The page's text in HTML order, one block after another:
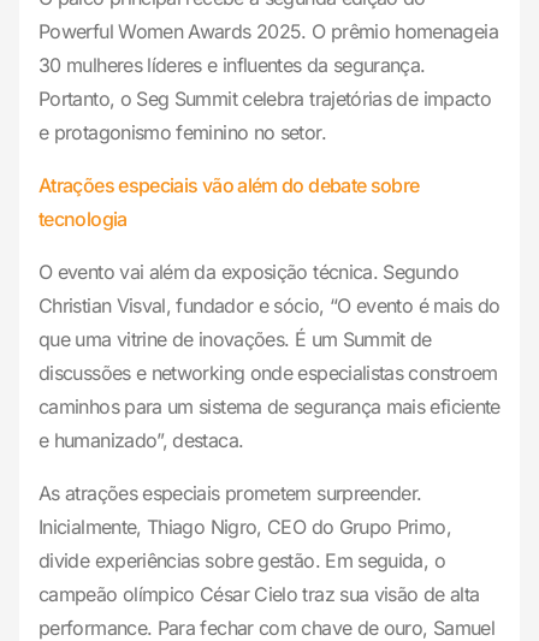
Powerful Women Awards 2025. O prêmio homenageia
30 mulheres líderes e influentes da segurança.
Portanto, o Seg Summit celebra trajetórias de impacto
e protagonismo feminino no setor.
Atrações especiais vão além do debate sobre
tecnologia
O evento vai além da exposição técnica. Segundo
Christian Visval, fundador e sócio, “O evento é mais do
que uma vitrine de inovações. É um Summit de
discussões e networking onde especialistas constroem
caminhos para um sistema de segurança mais eficiente
e humanizado”, destaca.
As atrações especiais prometem surpreender.
Inicialmente, Thiago Nigro, CEO do Grupo Primo,
divide experiências sobre gestão. Em seguida, o
campeão olímpico César Cielo traz sua visão de alta
performance. Para fechar com chave de ouro, Samuel